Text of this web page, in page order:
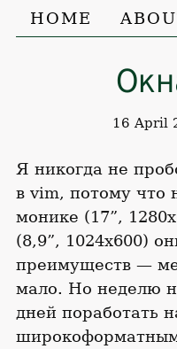
HOME
16 April
Я никогда не
в vim, потому что
монике (17”,
(8,9”, 1024x600)
преимуществ —
мало. Но неделю
дней поработать